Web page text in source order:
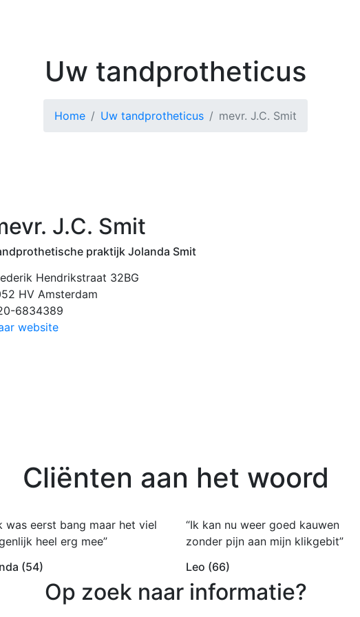
Uw tandprotheticus
Home Uw tandprotheticus mevr. J.C. Smit
J.C. Smit
praktijk Jolanda Smit
Hendrikstraat 32BG
HV Amsterdam
6834389
website
Cliënten aan het woord
was eerst bang maar het viel
heel erg mee”
(54)
“Ik kan nu weer goed kauwen
zonder pijn aan mijn klikgebit”
Leo (66)
Op zoek naar informatie?